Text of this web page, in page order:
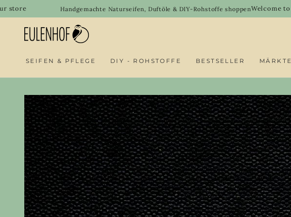
SKIP TO
CONTENT
Handgemachte Naturseifen, Duftöle & DIY-Rohstoffe shoppenWelcome to our store
SEIFEN & PFLEGE DIY - ROHSTOFFE BESTSELLER MÄRKTE
SKIP TO PRODUCT
INFORMATION